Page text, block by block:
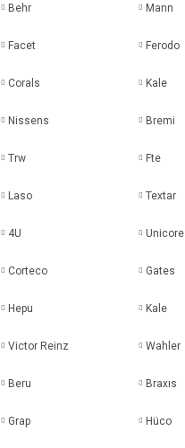
Behr Mann
Facet Ferodo
Corals Kale
Nissens Bremi
Trw Fte
Laso Textar
4U Unicore
Corteco Gates
Hepu Kale
Victor Reinz Wahler
Beru Braxıs
Grap Hüco